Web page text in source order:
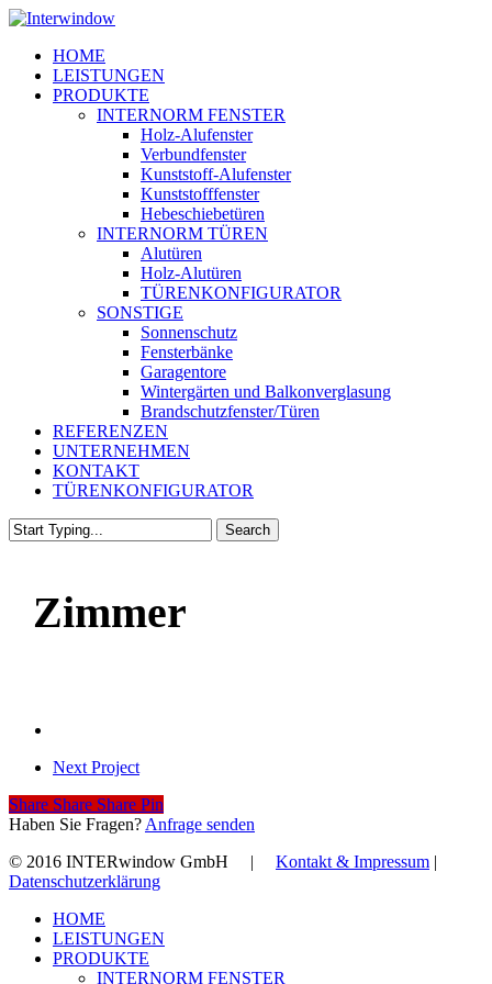
Skip
main
content
Menu
HOME
LEISTUNGEN
PRODUKTE
INTERNORM FENSTER
Holz-Alufenster
Verbundfenster
Kunststoff-Alufenster
Kunststofffenster
Hebeschiebetüren
INTERNORM TÜREN
Alutüren
Holz-Alutüren
TÜRENKONFIGURATOR
SONSTIGE
Sonnenschutz
Fensterbänke
Garagentore
Wintergärten und Balkonverglasung
Brandschutzfenster/Türen
REFERENZEN
UNTERNEHMEN
KONTAKT
TÜRENKONFIGURATOR
Search
Zimmer
Next Project
Share
Share Share Share Pin
Haben Sie Fragen? Anfrage senden
© 2016 INTERwindow GmbH | Kontakt & Impressum |
Datenschutzerklärung
Close
Menu
HOME
LEISTUNGEN
PRODUKTE
INTERNORM FENSTER